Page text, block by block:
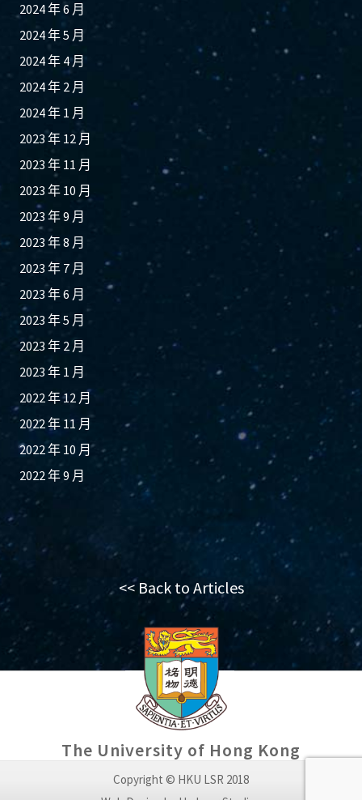
2024 年 6 月
2024 年 5 月
2024 年 4 月
2024 年 2 月
2024 年 1 月
2023 年 12 月
2023 年 11 月
2023 年 10 月
2023 年 9 月
2023 年 8 月
2023 年 7 月
2023 年 6 月
2023 年 5 月
2023 年 2 月
2023 年 1 月
2022 年 12 月
2022 年 11 月
2022 年 10 月
2022 年 9 月
<< Back to Articles
The University of Hong Kong
Copyright © HKU LSR 2018